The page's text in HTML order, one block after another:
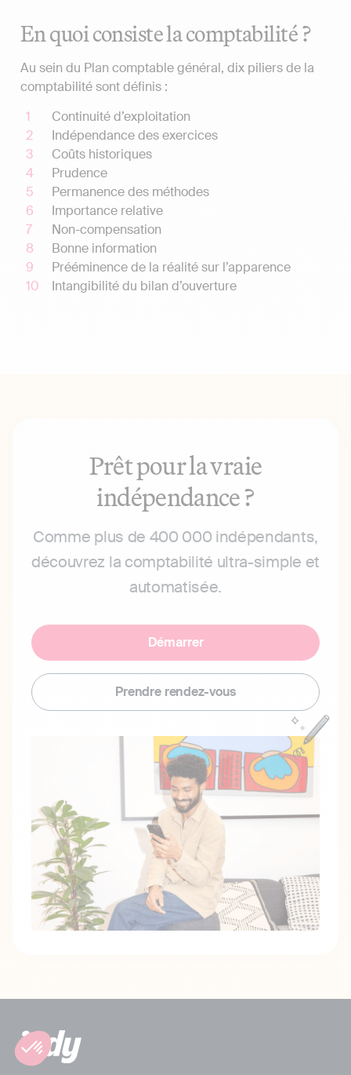
En quoi consiste la comptabilité ?
Au sein du Plan comptable général, dix piliers de la
comptabilité sont définis :
Continuité d’exploitation
Indépendance des exercices
Coûts historiques
Prudence
Permanence des méthodes
Importance relative
Non-compensation
Bonne information
Prééminence de la réalité sur l’apparence
Intangibilité du bilan d’ouverture
Prêt pour la vraie
indépendance ?
Comme plus de 400 000 indépendants,
découvrez la comptabilité ultra-simple et
automatisée.
Démarrer
Prendre rendez-vous